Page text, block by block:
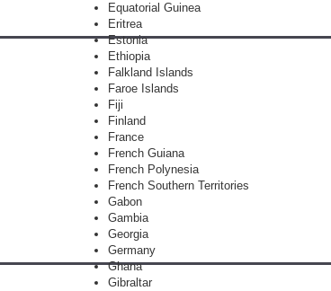
Equatorial Guinea
Eritrea
Estonia
Ethiopia
Falkland Islands
Faroe Islands
Fiji
Finland
France
French Guiana
French Polynesia
French Southern Territories
Gabon
Gambia
Georgia
Germany
Ghana
Gibraltar